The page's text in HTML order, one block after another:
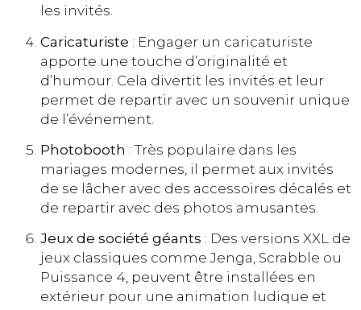
les invités​​.
Caricaturiste : Engager un caricaturiste
apporte une touche d’originalité et
d’humour. Cela divertit les invités et leur
permet de repartir avec un souvenir unique
de l’événement​​​​.
Photobooth : Très populaire dans les
mariages modernes, il permet aux invités
de se lâcher avec des accessoires décalés et
de repartir avec des photos amusantes​​.
Jeux de société géants : Des versions XXL de
jeux classiques comme Jenga, Scrabble ou
Puissance 4, peuvent être installées en
extérieur pour une animation ludique et